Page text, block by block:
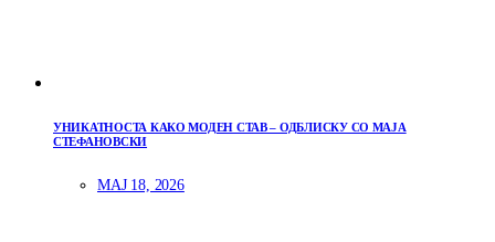
УНИКАТНОСТА КАКО МОДЕН СТАВ – ОДБЛИСКУ СО МАЈА
СТЕФАНОВСКИ
МАЈ 18, 2026